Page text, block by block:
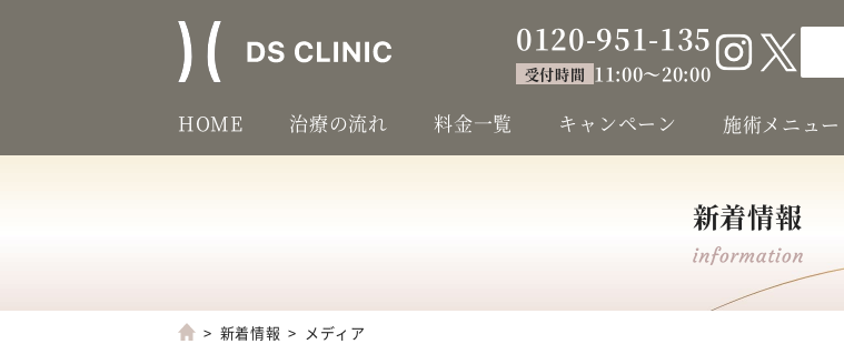
0120-951-135
受付時間 11:00～20:00
HOME 治療の流れ 料金一覧 キャンペーン 施術メニュー
新着情報
新着情報 メディア